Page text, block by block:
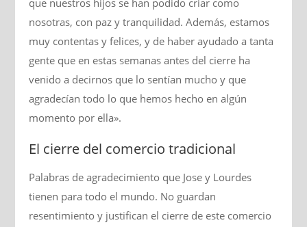
que nuestros hijos se han podido criar como
nosotras, con paz y tranquilidad. Además, estamos
muy contentas y felices, y de haber ayudado a tanta
gente que en estas semanas antes del cierre ha
venido a decirnos que lo sentían mucho y que
agradecían todo lo que hemos hecho en algún
momento por ella».
El cierre del comercio tradicional
Palabras de agradecimiento que Jose y Lourdes
tienen para todo el mundo. No guardan
resentimiento y justifican el cierre de este comercio